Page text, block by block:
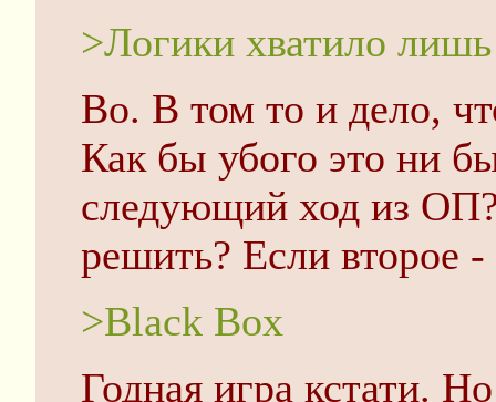
>Логики хватило
Во. В том то и дело,
Как бы убого это ни
следующий ход из
решить? Если второе
>Black Box
Годная игра кстати.